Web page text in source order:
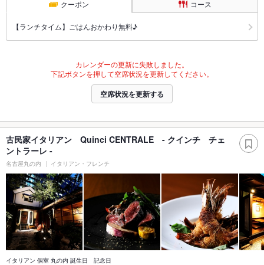
クーポン コース
【ランチタイム】ごはんおかわり無料♪
カレンダーの更新に失敗しました。
下記ボタンを押して空席状況を更新してください。
空席状況を更新する
古民家イタリアン Quinci CENTRALE - クインチ チェ
ントラーレ -
名古屋丸の内 イタリアン・フレンチ
イタリアン 個室 丸の内 誕生日 記念日